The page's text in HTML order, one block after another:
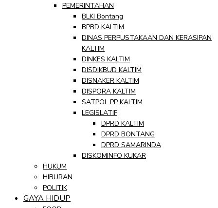
PEMERINTAHAN
BLKI Bontang
BPBD KALTIM
DINAS PERPUSTAKAAN DAN KERASIPAN
KALTIM
DINKES KALTIM
DISDIKBUD KALTIM
DISNAKER KALTIM
DISPORA KALTIM
SATPOL PP KALTIM
LEGISLATIF
DPRD KALTIM
DPRD BONTANG
DPRD SAMARINDA
DISKOMINFO KUKAR
HUKUM
HIBURAN
POLITIK
GAYA HIDUP